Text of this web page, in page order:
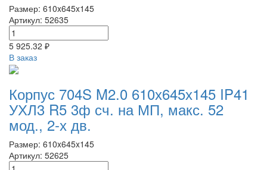
Размер: 610x645x145
Артикул: 52635
5 925.32 ₽
В заказ
Корпус 704S M2.0 610х645х145 IP41
УХЛ3 R5 3ф сч. на МП, макс. 52
мод., 2-х дв.
Размер: 610x645x145
Артикул: 52625